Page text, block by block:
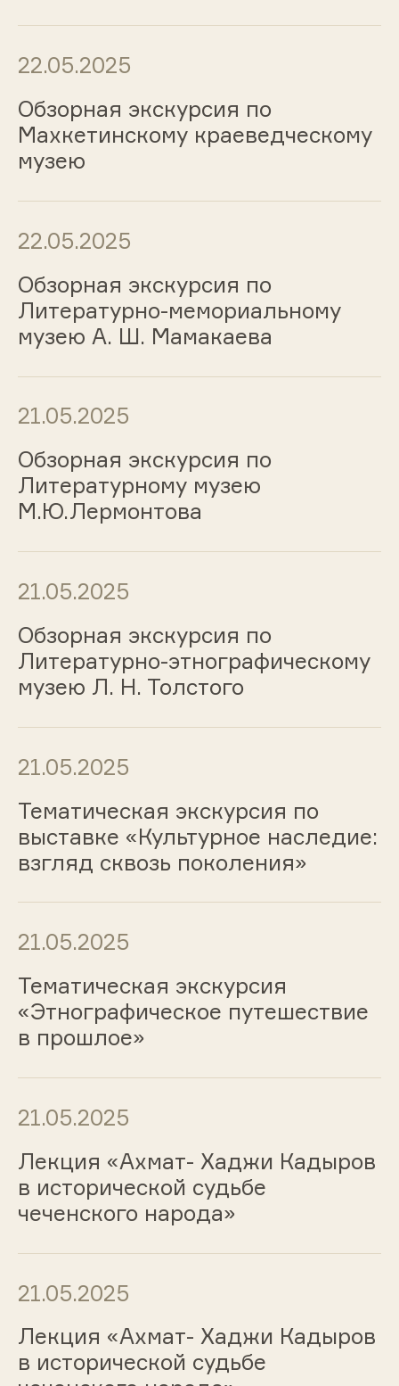
22.05.2025
Обзорная экскурсия по
Махкетинскому краеведческому
музею
22.05.2025
Обзорная экскурсия по
Литературно-мемориальному
музею А. Ш. Мамакаева
21.05.2025
Обзорная экскурсия по
Литературному музею
М.Ю.Лермонтова
21.05.2025
Обзорная экскурсия по
Литературно-этнографическому
музею Л. Н. Толстого
21.05.2025
Тематическая экскурсия по
выставке «Культурное наследие:
взгляд сквозь поколения»
21.05.2025
Тематическая экскурсия
«Этнографическое путешествие
в прошлое»
21.05.2025
Лекция «Ахмат- Хаджи Кадыров
в исторической судьбе
чеченского народа»
21.05.2025
Лекция «Ахмат- Хаджи Кадыров
в исторической судьбе